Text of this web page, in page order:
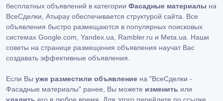
бесплатных объявлений в категории Фасадные материалы на
ВсеСделки, Атырау обеспечивается структурой сайта. Все
объявления быстро размещаются в популярных поисковых
системах Google.com, Yandex.ua, Rambler.ru и Meta.ua. Наши
советы на странице размещения объявления научат Вас
создавать эффективные объявления.
Если Вы уже разместили объявление на "ВсеСделки -
Фасадные материалы" ранее, Вы можете изменить или